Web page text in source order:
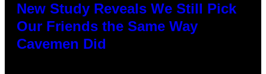
New Study Reveals We Still Pick
Our Friends the Same Way
Cavemen Did